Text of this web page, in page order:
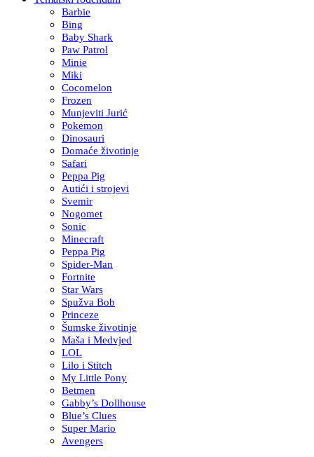
Barbie
Bing
Baby Shark
Paw Patrol
Minie
Miki
Cocomelon
Frozen
Munjeviti Jurić
Pokemon
Dinosauri
Domaće životinje
Safari
Peppa Pig
Autići i strojevi
Svemir
Nogomet
Sonic
Minecraft
Peppa Pig
Spider-Man
Fortnite
Star Wars
Spužva Bob
Princeze
Šumske životinje
Maša i Medvjed
LOL
Lilo i Stitch
My Little Pony
Betmen
Gabby’s Dollhouse
Blue’s Clues
Super Mario
Avengers